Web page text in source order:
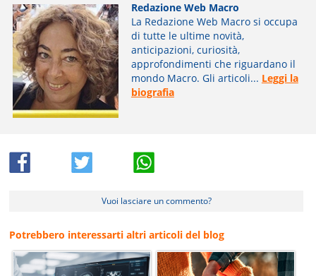
Redazione Web Macro
La Redazione Web Macro si occupa
di tutte le ultime novità,
anticipazioni, curiosità,
approfondimenti che riguardano il
mondo Macro. Gli articoli... Leggi la
biografia
Vuoi lasciare un commento?
Potrebbero interessarti altri articoli del blog